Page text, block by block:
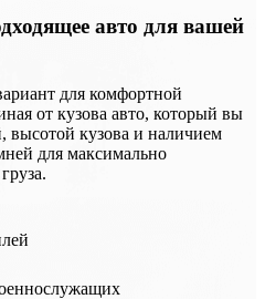
авто для вашей
для комфортной
от кузова авто, который вы
высотой кузова и наличием
для максимально